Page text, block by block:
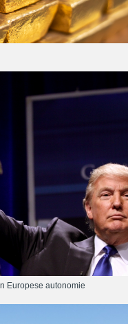
Europese autonomie